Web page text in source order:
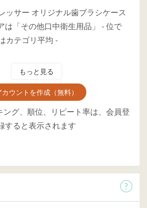
ッサー オリジナル歯ブラシケース
「その他口中衛生用品」 -位で
カテゴリ平均 -
もっと見る
カウントを作成（無料）
グ、順位、リピート率は、会員登
すると表示されます